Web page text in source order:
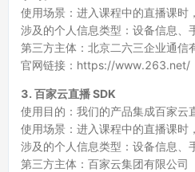
使用场景：进入课程中的直播课时
涉及的个人信息类型：设备信息、
第三方主体：北京二六三企业通信
官网链接：https://www.263.net/
3. 百家云直播 SDK
使用目的：我们的产品集成百家云
使用场景：进入课程中的直播课时
涉及的个人信息类型：设备信息、
第三方主体：百家云集团有限公司